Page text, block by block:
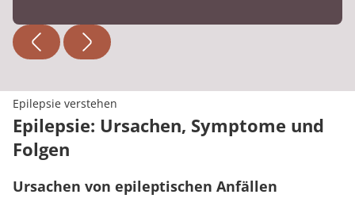
Epilepsie verstehen
Epilepsie: Ursachen, Symptome und
Folgen
Ursachen von epileptischen Anfällen